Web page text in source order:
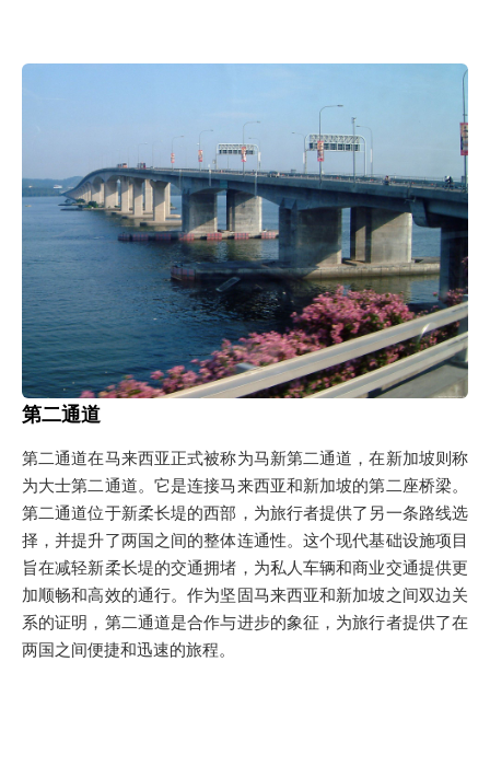
第二通道
第二通道在马来西亚正式被称为马新第二通道，在新加坡则称
为大士第二通道。它是连接马来西亚和新加坡的第二座桥梁。
第二通道位于新柔长堤的西部，为旅行者提供了另一条路线选
择，并提升了两国之间的整体连通性。这个现代基础设施项目
旨在减轻新柔长堤的交通拥堵，为私人车辆和商业交通提供更
加顺畅和高效的通行。作为坚固马来西亚和新加坡之间双边关
系的证明，第二通道是合作与进步的象征，为旅行者提供了在
两国之间便捷和迅速的旅程。